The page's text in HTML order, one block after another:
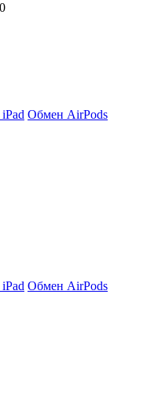
Обмен AirPods
Обмен AirPods